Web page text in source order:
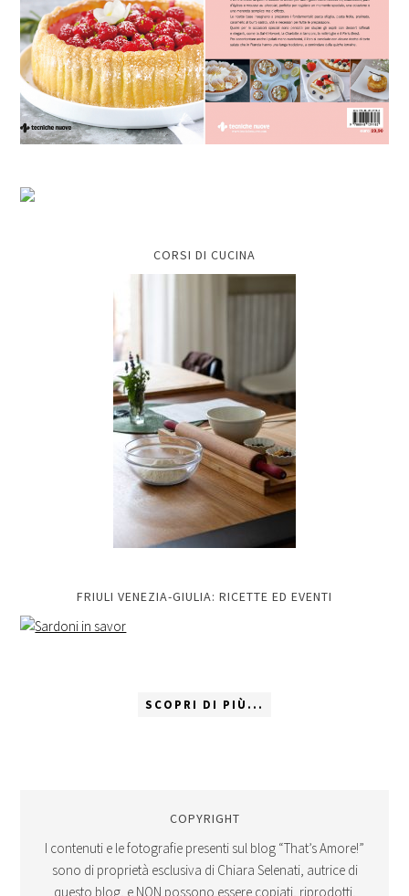
CORSI DI CUCINA
FRIULI VENEZIA-GIULIA: RICETTE ED EVENTI
SCOPRI DI PIÙ...
COPYRIGHT
I contenuti e le fotografie presenti sul blog “That’s Amore!”
sono di proprietà esclusiva di Chiara Selenati, autrice di
questo blog, e NON possono essere copiati, riprodotti,